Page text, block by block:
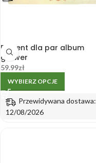
Prezent dla par album
grawer
59.99zł
WYBIERZ OPCJE
Przewidywana dostawa:
12/08/2026